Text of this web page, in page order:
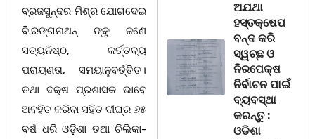
ବ୍ରଜସୁନ୍ଦର ମିଶ୍ର ଯୋଗଦେଇ
ବି.ରଙ୍ଗନାଥନ୍ ଙ୍କୁ ଜଣେ
ସତ୍ୟନିଷ୍ଠ, କର୍ତ୍ତବ୍ୟ
ପରାୟଣତା, ସମୟାନୁବର୍ତ୍ତିତ।
ତଥା ଦକ୍ଷ ପ୍ରଶାସକ ଭାବେ
ଅବହିତ କରିବା ସହିତ ଦୀଘ୍ର ୬୫
ବର୍ଷ ଧରି ଓଡ଼ିଶା ତଥା ଚିଲିକା-
ଅଯଥା
ହସ୍ତକ୍ଷେପ
ବନ୍ଦ କରି
ସ୍ୱଚ୍ଛ ଓ
ନିରପେକ୍ଷ
ନିର୍ବାଚନ ପାଇଁ
ବ୍ୟବସ୍ଥା
କରନ୍ତୁ :
ଓଡିଶା